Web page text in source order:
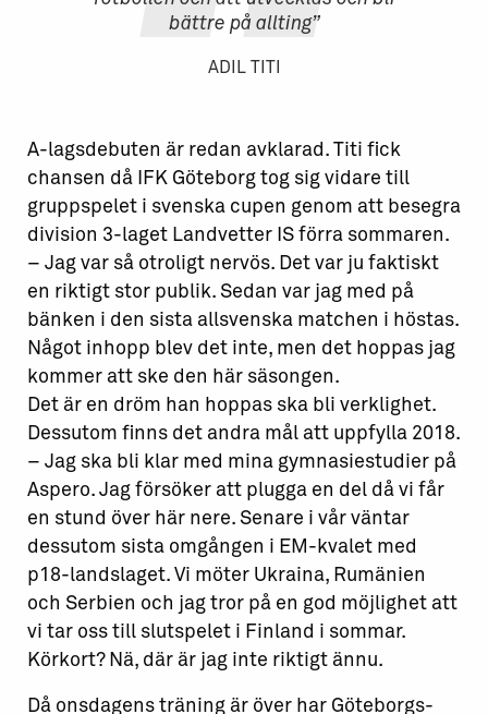
bättre på allting”
ADIL TITI
A-lagsdebuten är redan avklarad. Titi fick
chansen då IFK Göteborg tog sig vidare till
gruppspelet i svenska cupen genom att besegra
division 3-laget Landvetter IS förra sommaren.
– Jag var så otroligt nervös. Det var ju faktiskt
en riktigt stor publik. Sedan var jag med på
bänken i den sista allsvenska matchen i höstas.
Något inhopp blev det inte, men det hoppas jag
kommer att ske den här säsongen.
Det är en dröm han hoppas ska bli verklighet.
Dessutom finns det andra mål att uppfylla 2018.
– Jag ska bli klar med mina gymnasiestudier på
Aspero. Jag försöker att plugga en del då vi får
en stund över här nere. Senare i vår väntar
dessutom sista omgången i EM-kvalet med
p18-landslaget. Vi möter Ukraina, Rumänien
och Serbien och jag tror på en god möjlighet att
vi tar oss till slutspelet i Finland i sommar.
Körkort? Nä, där är jag inte riktigt ännu.
Då onsdagens träning är över har Göteborgs-